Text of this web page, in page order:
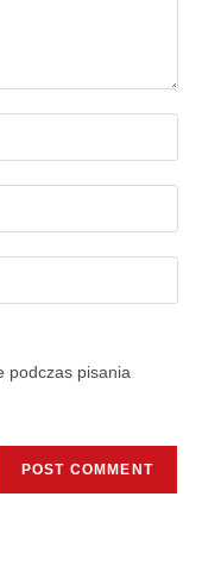
podczas pisania